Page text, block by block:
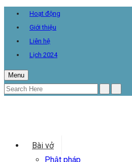
Hoạt động
Giới thiệu
Liên hệ
Lịch 2024
Menu
Bài vở
Phật pháp